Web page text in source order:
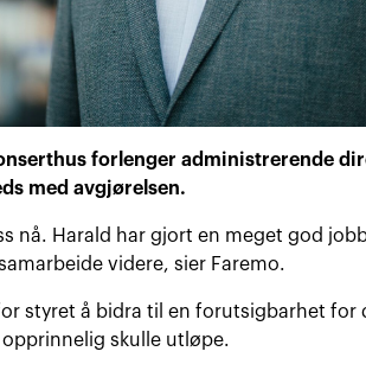
forlenger administrerende
med avgjørelsen.
nå. Harald har gjort en meget god
videre, sier Faremo.
styret å bidra til en forutsigbarhet for
skulle utløpe.